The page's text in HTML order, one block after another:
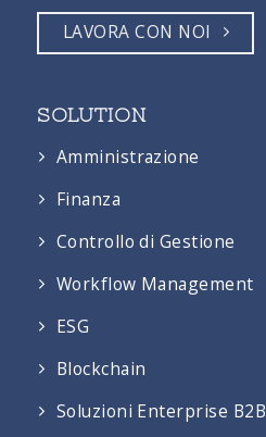
LAVORA CON NOI
SOLUTION
Amministrazione
Finanza
Controllo di Gestione
Workflow Management
ESG
Blockchain
Soluzioni Enterprise B2B